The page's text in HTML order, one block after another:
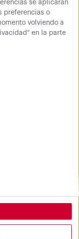
se aplicarán
preferencias o
volviendo a
en la parte